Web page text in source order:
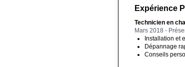
Expérience
Technicien en
Mars 2018 -
Installation et
Dépannage
Conseils